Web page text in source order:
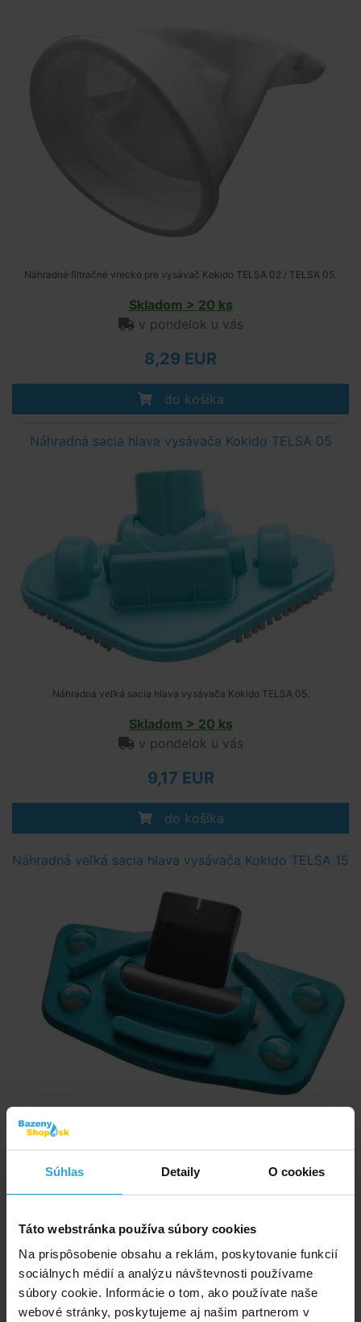
Súhlas Detaily O cookies
Táto webstránka používa súbory cookies
Na prispôsobenie obsahu a reklám, poskytovanie funkcií
sociálnych médií a analýzu návštevnosti používame
súbory cookie. Informácie o tom, ako používate naše
webové stránky, poskytujeme aj našim partnerom v
Náhradné filtračné vrecko pre vysávač Kokido TELSA 02 / TELSA 05.
Skladom > 20 ks
v pondelok u vás
8,29 EUR
do košíka
Náhradná sacia hlava vysávača Kokido TELSA 05
Náhradná veľká sacia hlava vysávača Kokido TELSA 05.
Skladom > 20 ks
v pondelok u vás
9,17 EUR
do košíka
Náhradná veľká sacia hlava vysávača Kokido TELSA 15
Náhradná veľká sacia hlava s guličkami pre pojazd pre vysávač Kokido
Skladom > 10 ks
18,75 EUR
do košíka